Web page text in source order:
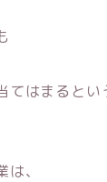
てはまるとい
、